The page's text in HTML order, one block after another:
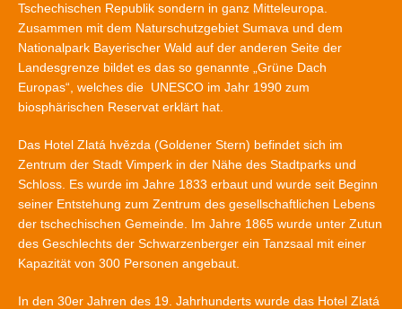
Tschechischen Republik sondern in ganz Mitteleuropa.
Zusammen mit dem Naturschutzgebiet Sumava und dem
Nationalpark Bayerischer Wald auf der anderen Seite der
Landesgrenze bildet es das so genannte „Grüne Dach
Europas“, welches die UNESCO im Jahr 1990 zum
biosphärischen Reservat erklärt hat.
Das Hotel Zlatá hvězda (Goldener Stern) befindet sich im
Zentrum der Stadt Vimperk in der Nähe des Stadtparks und
Schloss. Es wurde im Jahre 1833 erbaut und wurde seit Beginn
seiner Entstehung zum Zentrum des gesellschaftlichen Lebens
der tschechischen Gemeinde. Im Jahre 1865 wurde unter Zutun
des Geschlechts der Schwarzenberger ein Tanzsaal mit einer
Kapazität von 300 Personen angebaut.
In den 30er Jahren des 19. Jahrhunderts wurde das Hotel Zlatá